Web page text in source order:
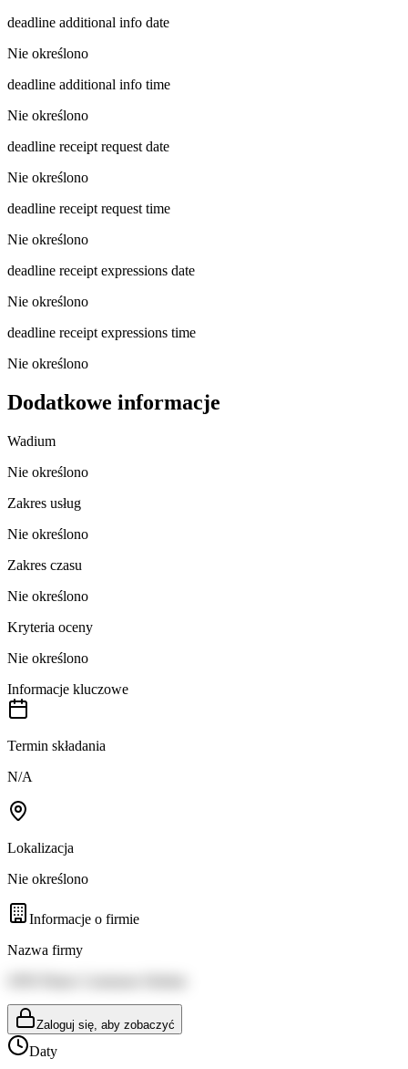
deadline additional info date
Nie określono
deadline additional info time
Nie określono
deadline receipt request date
Nie określono
deadline receipt request time
Nie określono
deadline receipt expressions date
Nie określono
deadline receipt expressions time
Nie określono
Dodatkowe informacje
Wadium
Nie określono
Zakres usług
Nie określono
Zakres czasu
Nie określono
Kryteria oceny
Nie określono
Informacje kluczowe
Termin składania
N/A
Lokalizacja
Nie określono
Informacje o firmie
Nazwa firmy
Zaloguj się, aby zobaczyć
Daty